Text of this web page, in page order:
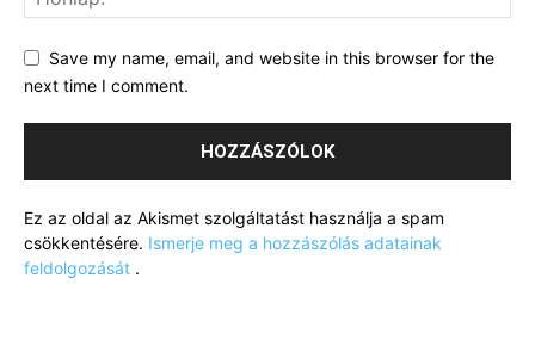
Save my name, email, and website in this browser for the
next time I comment.
Ez az oldal az Akismet szolgáltatást használja a spam
csökkentésére. Ismerje meg a hozzászólás adatainak
feldolgozását .